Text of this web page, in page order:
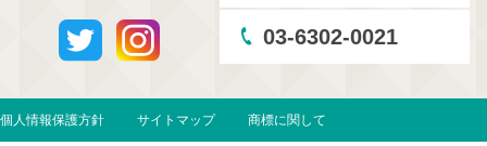
03-6302-0021
個人情報保護方針 サイトマップ 商標に関して